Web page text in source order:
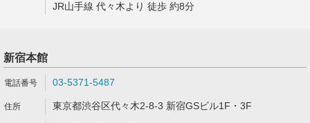
JR山手線 代々木より 徒歩 約8分
新宿本館
03-5371-5487
東京都渋谷区代々木2-8-3 新宿GSビル1F・3F